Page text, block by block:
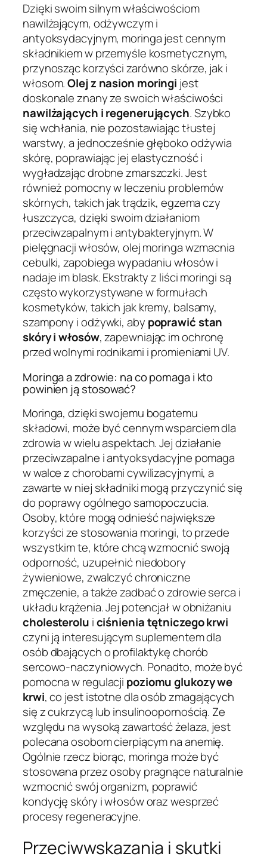
Dzięki swoim silnym właściwościom
nawilżającym, odżywczym i
antyoksydacyjnym, moringa jest cennym
składnikiem w przemyśle kosmetycznym,
przynosząc korzyści zarówno skórze, jak i
włosom.Olej z nasion moringi jest
doskonale znany ze swoich właściwości
nawilżających i regenerujących. Szybko
się wchłania, nie pozostawiając tłustej
warstwy, a jednocześnie głęboko odżywia
skórę, poprawiając jej elastyczność i
wygładzając drobne zmarszczki. Jest
również pomocny w leczeniu problemów
skórnych, takich jak trądzik, egzema czy
łuszczyca, dzięki swoim działaniom
przeciwzapalnym i antybakteryjnym. W
pielęgnacji włosów, olej moringa wzmacnia
cebulki, zapobiega wypadaniu włosów i
nadaje im blask. Ekstrakty z liści moringi są
często wykorzystywane w formułach
kosmetyków, takich jak kremy, balsamy,
szampony i odżywki, aby poprawić stan
skóry i włosów, zapewniając im ochronę
przed wolnymi rodnikami i promieniami UV.
Moringa a zdrowie: na co pomaga i kto
powinien ją stosować?
Moringa, dzięki swojemu bogatemu
składowi, może być cennym wsparciem dla
zdrowia w wielu aspektach. Jej działanie
przeciwzapalne i antyoksydacyjne pomaga
w walce z chorobami cywilizacyjnymi, a
zawarte w niej składniki mogą przyczynić się
do poprawy ogólnego samopoczucia.
Osoby, które mogą odnieść największe
korzyści ze stosowania moringi, to przede
wszystkim te, które chcą wzmocnić swoją
odporność, uzupełnić niedobory
żywieniowe, zwalczyć chroniczne
zmęczenie, a także zadbać o zdrowie serca i
układu krążenia. Jej potencjał w obniżaniu
cholesterolu iciśnienia tętniczego krwi
czyni ją interesującym suplementem dla
osób dbających o profilaktykę chorób
sercowo-naczyniowych. Ponadto, może być
pomocna w regulacji poziomu glukozy we
krwi, co jest istotne dla osób zmagających
się z cukrzycą lub insulinoopornością. Ze
względu na wysoką zawartość żelaza, jest
polecana osobom cierpiącym na anemię.
Ogólnie rzecz biorąc, moringa może być
stosowana przez osoby pragnące naturalnie
wzmocnić swój organizm, poprawić
kondycję skóry i włosów oraz wesprzeć
procesy regeneracyjne.
Przeciwwskazania i skutki